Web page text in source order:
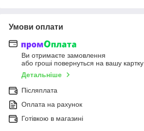
Умови оплати
Ви отримаєте замовлення
або гроші повернуться на вашу картку
Детальніше
Післяплата
Оплата на рахунок
Готівкою в магазині